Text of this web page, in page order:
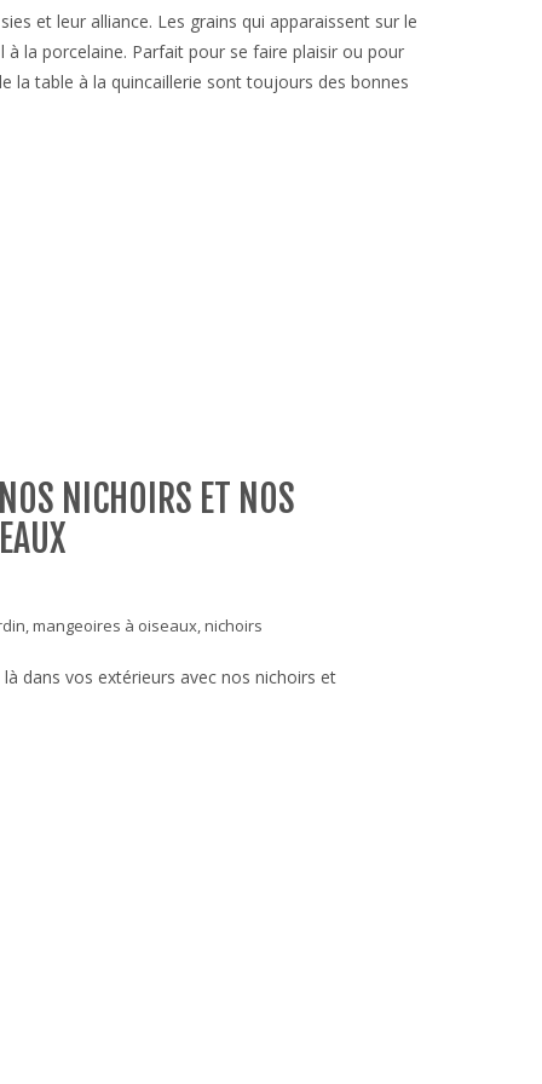
et leur alliance. Les grains qui apparaissent sur le
la porcelaine. Parfait pour se faire plaisir ou pour
la table à la quincaillerie sont toujours des bonnes
NICHOIRS ET NOS
,mangeoires à oiseaux,nichoirs
dans vos extérieurs avec nos nichoirs et